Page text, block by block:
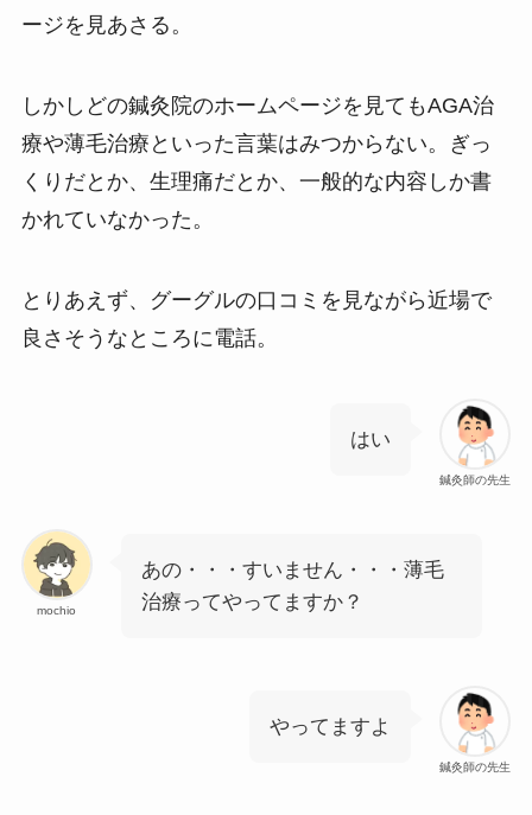
ージを見あさる。
しかしどの鍼灸院のホームページを見てもAGA治
療や薄毛治療といった言葉はみつからない。ぎっ
くりだとか、生理痛だとか、一般的な内容しか書
かれていなかった。
とりあえず、グーグルの口コミを見ながら近場で
良さそうなところに電話。
鍼灸師の先生
はい
mochio
あの・・・すいません・・・薄毛
治療ってやってますか？
鍼灸師の先生
やってますよ